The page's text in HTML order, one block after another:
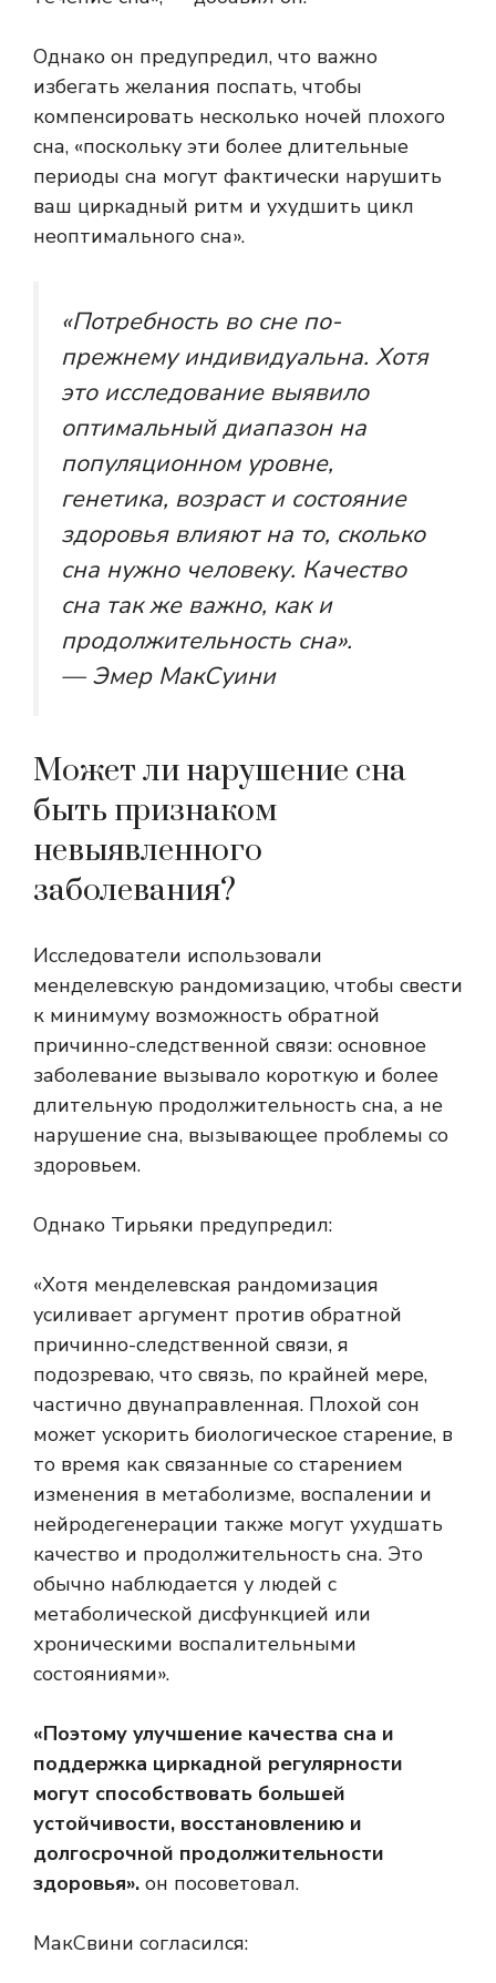
Однако он предупредил, что важно
избегать желания поспать, чтобы
компенсировать несколько ночей плохого
сна, «поскольку эти более длительные
периоды сна могут фактически нарушить
ваш циркадный ритм и ухудшить цикл
неоптимального сна».
«Потребность во сне по-
прежнему индивидуальна. Хотя
это исследование выявило
оптимальный диапазон на
популяционном уровне,
генетика, возраст и состояние
здоровья влияют на то, сколько
сна нужно человеку. Качество
сна так же важно, как и
продолжительность сна».
— Эмер МакСуини
Может ли нарушение сна
быть признаком
невыявленного
заболевания?
Исследователи использовали
менделевскую рандомизацию, чтобы свести
к минимуму возможность обратной
причинно-следственной связи: основное
заболевание вызывало короткую и более
длительную продолжительность сна, а не
нарушение сна, вызывающее проблемы со
здоровьем.
Однако Тирьяки предупредил:
«Хотя менделевская рандомизация
усиливает аргумент против обратной
причинно-следственной связи, я
подозреваю, что связь, по крайней мере,
частично двунаправленная. Плохой сон
может ускорить биологическое старение, в
то время как связанные со старением
изменения в метаболизме, воспалении и
нейродегенерации также могут ухудшать
качество и продолжительность сна. Это
обычно наблюдается у людей с
метаболической дисфункцией или
хроническими воспалительными
состояниями».
«Поэтому улучшение качества сна и
поддержка циркадной регулярности
могут способствовать большей
устойчивости, восстановлению и
долгосрочной продолжительности
здоровья». он посоветовал.
МакСвини согласился: